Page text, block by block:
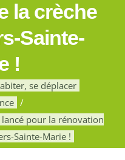
la crèche
Sainte-
!
se déplacer
pour la rénovation
Sainte-Marie !